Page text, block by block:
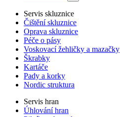
Servis skluznice
Čištění skluznice
Oprava skluznice
Péče o pásy
Voskovací žehličky a mazačky
Škrabky
Kartáče
Pady a korky
Nordic struktura
Servis hran
Úhlování hran